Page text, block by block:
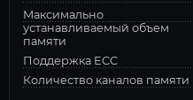
Максимально
устанавливаемый объем
памяти
Поддержка ECC
Количество каналов памяти